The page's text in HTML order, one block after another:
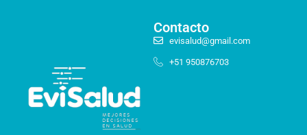
Contacto
evisalud@gmail.com
+51 950876703